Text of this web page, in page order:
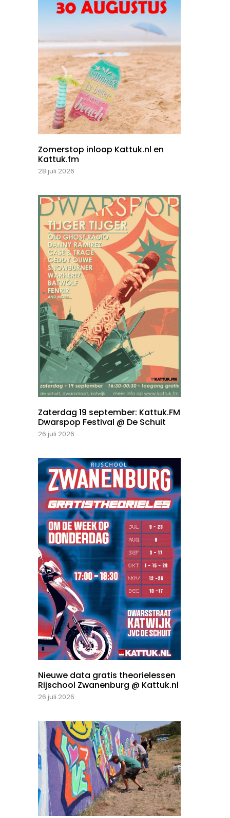
Zomerstop inloop Kattuk.nl en
Kattuk.fm
28 juli 2026
Zaterdag 19 september: Kattuk.FM
Dwarspop Festival @ De Schuit
26 juli 2026
Nieuwe data gratis theorielessen
Rijschool Zwanenburg @ Kattuk.nl
26 juli 2026